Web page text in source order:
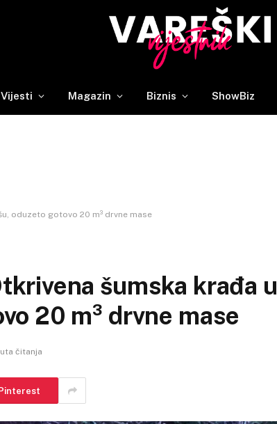
Vijesti Magazin Biznis ShowBiz
oduzeto gotovo 20 m³ drvne mase
šumska krađa u
20 m³ drvne mase
čitanja